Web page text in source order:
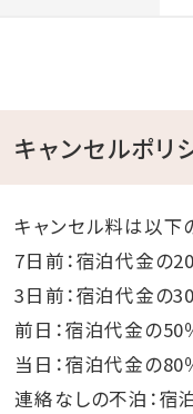
キャンセルポリ
キャンセル料は以下
7日前：宿泊代金の
3日前：宿泊代金の
前日：宿泊代金の50
当日：宿泊代金の80
連絡なしの不泊：宿